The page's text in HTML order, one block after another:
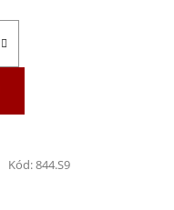
Kód:844.S9